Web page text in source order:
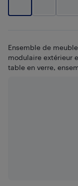
Ensemble de
modulaire extérieur
table en verre,